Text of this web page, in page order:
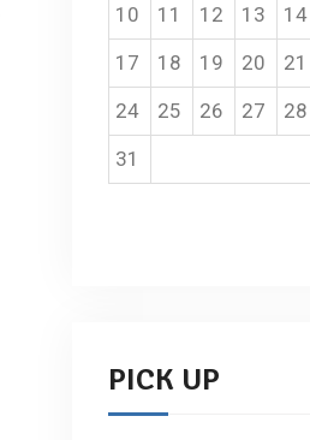
10
11 12 13 14
17
18 19 20 21
24
25 26 27 28
31
PICK UP